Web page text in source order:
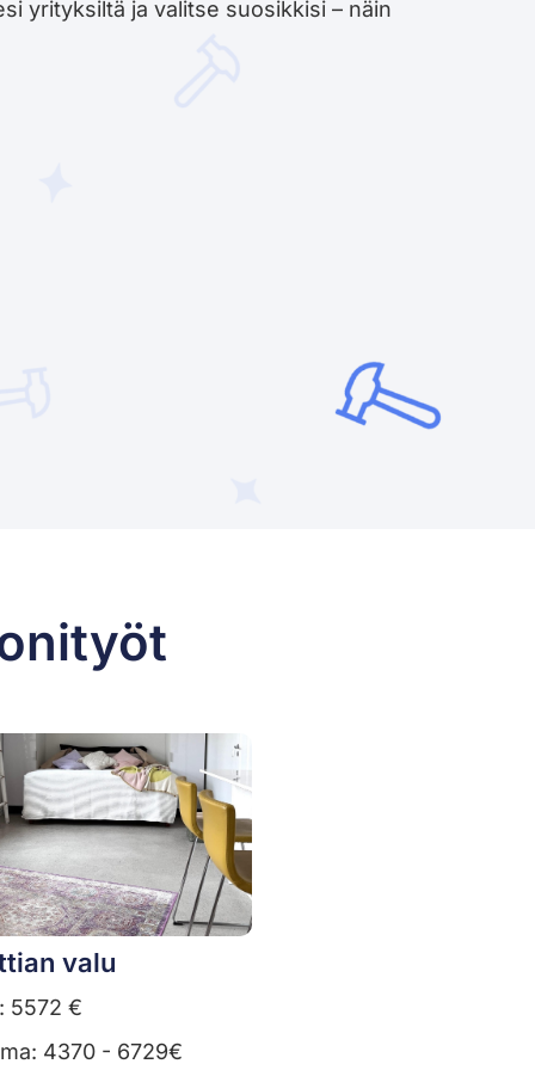
yrityksiltä ja valitse suosikkisi – näin
valu
5572 €
4370 - 6729€